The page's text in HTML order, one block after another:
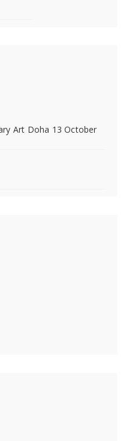
Art Doha 13 October